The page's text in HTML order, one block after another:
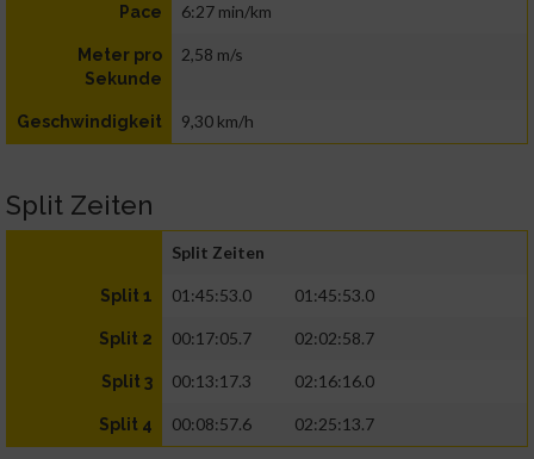
Pace 6:27 min/km
Meter pro
Sekunde
2,58 m/s
Geschwindigkeit 9,30 km/h
Split Zeiten
Split Zeiten
Split 1 01:45:53.0 01:45:53.0
Split 2 00:17:05.7 02:02:58.7
Split 3 00:13:17.3 02:16:16.0
Split 4 00:08:57.6 02:25:13.7